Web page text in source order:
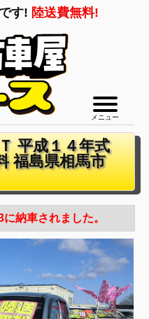
す! 陸送費無料!
メニュー
平成１４年式
福島県相馬市
納車されました。